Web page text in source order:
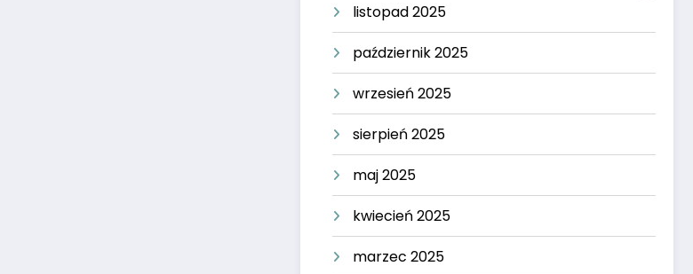
listopad 2025
październik 2025
wrzesień 2025
sierpień 2025
maj 2025
kwiecień 2025
marzec 2025